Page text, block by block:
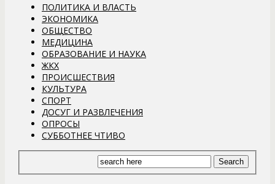
ПОЛИТИКА И ВЛАСТЬ
ЭКОНОМИКА
ОБЩЕСТВО
МЕДИЦИНА
ОБРАЗОВАНИЕ И НАУКА
ЖКХ
ПРОИСШЕСТВИЯ
КУЛЬТУРА
СПОРТ
ДОСУГ И РАЗВЛЕЧЕНИЯ
ОПРОСЫ
СУББОТНЕЕ ЧТИВО